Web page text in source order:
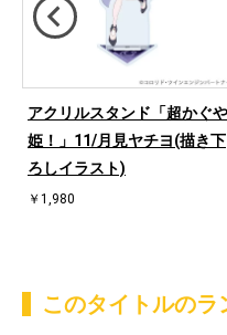
アクリルスタンド「超かぐや
姫！」11/月見ヤチヨ(描き下
ろしイラスト)
￥1,980
このタイトルのラ